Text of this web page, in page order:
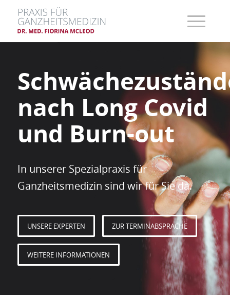
nach Long Covid
und Burn-out
In unserer Spezialpraxis für
Ganzheitsmedizin sind wir für Sie da.
UNSERE EXPERTEN ZUR TERMINABSPRACHE
WEITERE INFORMATIONEN